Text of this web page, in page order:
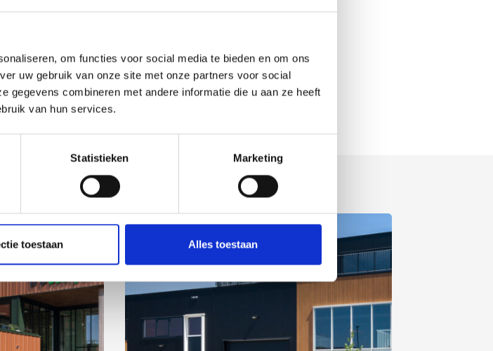
om functies voor social media te bieden en om ons
uw gebruik van onze site met onze partners voor social
gegevens combineren met andere informatie die u aan ze heeft
van hun services.
Statistieken Marketing
toestaan Alles toestaan